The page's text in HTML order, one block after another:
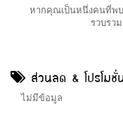
หากคุณเป็นหนึ่งคนที่พบ
รวบรว
ส่วนลด & โปรโมชั่
ไม่มีข้อมูล